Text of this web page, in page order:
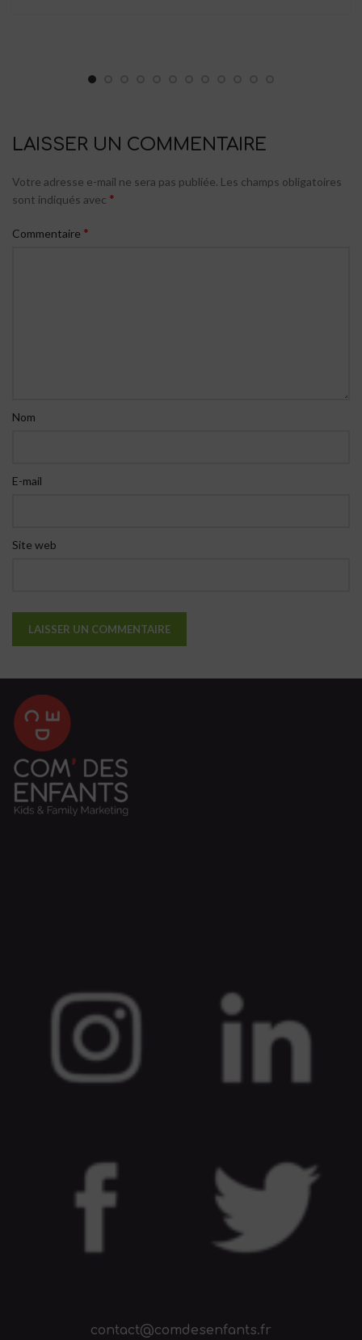
LAISSER UN COMMENTAIRE
Votre adresse e-mail ne sera pas publiée. Les champs obligatoires
sont indiqués avec *
Commentaire *
Nom
E-mail
Site web
contact@comdesenfants.fr